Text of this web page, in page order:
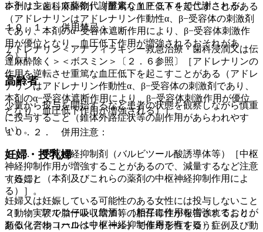
レナリン歯科麻酔剤）［重篤な血圧低下を起こすことがある
（アドレナリンはアドレナリン作動性α、β−受容体の刺激剤
であり、本剤のα−受容体遮断作用により、β−受容体刺激作
用が優位となり、血圧低下作用が増強されるおそれがあ
る）］。
高齢者
少量から投与を開始するなど患者の状態を観察しながら慎重
に投与すること（錐体外路症状等の副作用があらわれやす
い）。
妊婦・授乳婦
（妊婦）
妊婦又は妊娠している可能性のある女性には投与しないこと
（動物実験で胎仔吸収増加等の胎仔毒性が報告されており、
類似化合物（ハロペリドール）で催奇形性を疑う症例及び動
本剤は主として薬物代謝酵素ＣＹＰ３Ａ４で代謝される。
１０．１． 併用禁忌：
アドレナリン＜アナフィラキシー救急治療・歯科浸潤又は伝
達麻酔除く＞＜ボスミン＞〔２．６参照〕［アドレナリンの
作用を逆転させ重篤な血圧低下を起こすことがある（アドレ
ナリンはアドレナリン作動性α、β−受容体の刺激剤であり、
本剤のα−受容体遮断作用により、β−受容体刺激作用が優位
となり、血圧低下作用が増強される）］。
１０．２． 併用注意：
１）． 中枢神経抑制剤（バルビツール酸誘導体等）［中枢
神経抑制作用が増強することがあるので、減量するなど注意
すること（本剤及びこれらの薬剤の中枢神経抑制作用によ
る）］。
２）． アルコール（飲酒）［相互に作用を増強することが
ある（アルコールは中枢神経抑制作用を有する）］。